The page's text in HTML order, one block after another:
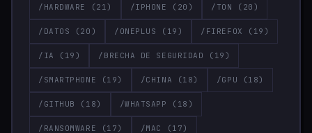
/HARDWARE (21) /IPHONE (20) /TON (20)
/DATOS (20) /ONEPLUS (19) /FIREFOX (19)
/IA (19) /BRECHA DE SEGURIDAD (19)
/SMARTPHONE (19) /CHINA (18) /GPU (18)
/GITHUB (18) /WHATSAPP (18)
/RANSOMWARE (17) /MAC (17)